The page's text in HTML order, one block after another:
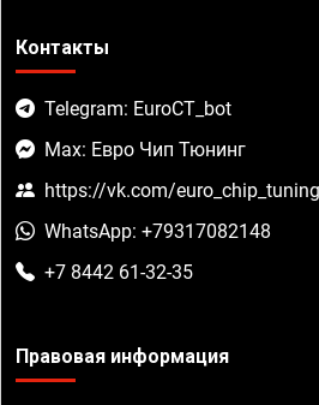
Контакты
Telegram: EuroCT_bot
Max: Евро Чип Тюнинг
https://vk.com/euro_chip_tuning
WhatsApp: +79317082148
+7 8442 61-32-35
Правовая информация